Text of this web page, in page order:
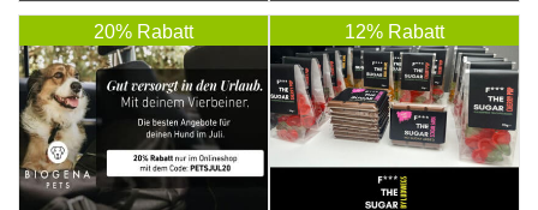
20% Rabatt 12% Rabatt